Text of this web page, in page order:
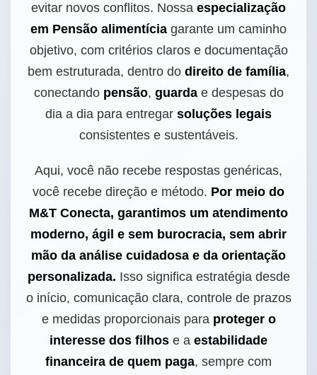
evitar novos conflitos. Nossa especialização
em Pensão alimentícia garante um caminho
objetivo, com critérios claros e documentação
bem estruturada, dentro do direito de família,
conectando pensão, guardae despesas do
dia a dia para entregar soluções legais
consistentes e sustentáveis.
Aqui, você não recebe respostas genéricas,
você recebe direção e método. Por meio do
M&T Conecta, garantimos um atendimento
moderno, ágil e sem burocracia, sem abrir
mão da análise cuidadosa e da orientação
personalizada. Isso significa estratégia desde
o início, comunicação clara, controle de prazos
e medidas proporcionais para proteger o
interesse dos filhos e a estabilidade
financeira de quem paga, sempre com